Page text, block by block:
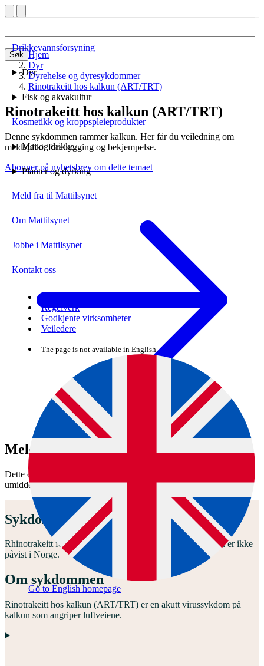
Søk
Drikkevannsforsyning
Dyr
Fisk og akvakultur
Kosmetikk og kroppspleieprodukter
Mat og drikke
Planter og dyrking
Meld fra til Mattilsynet
Om Mattilsynet
Jobbe i Mattilsynet
Kontakt oss
Regelverk
Godkjente virksomheter
Veiledere
The page is not available in English.
Go to English homepage
Hjem
Dyr
Dyrehelse og dyresykdommer
Rinotrakeitt hos kalkun (ART/TRT)
Rinotrakeitt hos kalkun (ART/TRT)
Denne sykdommen rammer kalkun. Her får du veiledning om
meldeplikt, forebygging og bekjempelse.
Abonner på nyhetsbrev om dette temaet
Meld fra om liste 2-sykdom
Dette er en dyresykdom på nasjonal liste 2. Varsle Mattilsynet
umiddelbart på 22 40 00 00 ved mistanke eller påvisning på dyr.
Sykdommen er ikke påvist i Norge.
Rhinotrakeitt forekommer i de fleste land, men sykdommen er ikke
påvist i Norge.
Om sykdommen
Rinotrakeitt hos kalkun (ART/TRT) er en akutt virussykdom på
kalkun som angriper luftveiene.